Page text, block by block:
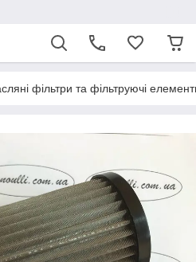
фільтри та фільтруючі